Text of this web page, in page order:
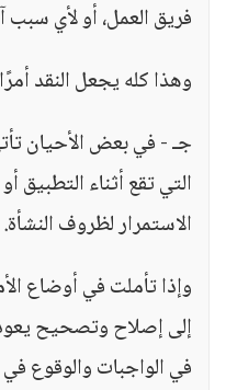
فريق العمل، أو لأي سبب
وهذا كله يجعل النقد
جـ - في بعض الأحيان
التي تقع أثناء
الاستمرار لظروف النشأة.
وإذا تأملت في أوضاع
إلى إصلاح وتصحيح
في الواجبات والوقوع